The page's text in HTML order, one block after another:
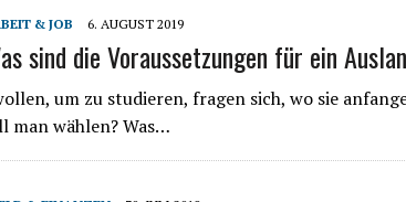
& JOB 6. AUGUST 2019
sind die Voraussetzungen für ein
um zu studieren, fragen sich, wo sie
man wählen? Was…